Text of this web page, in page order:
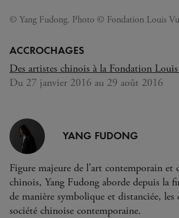
© Yang Fudong. Photo © Fondation Louis
ACCROCHAGES
Des artistes chinois à la Fondation
Du 27 janvier 2016 au 29 août 2016
YANG FUDONG
Figure majeure de l’art contemporain et
chinois, Yang Fudong aborde depuis la
de manière symbolique et distanciée, les
société chinoise contemporaine.